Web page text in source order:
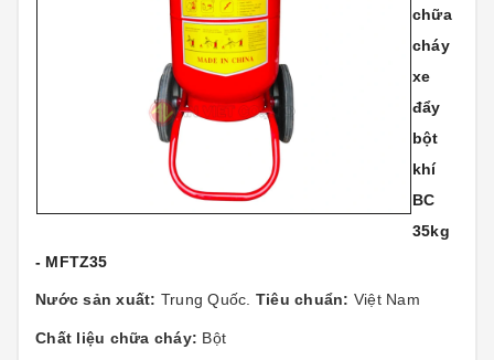
chữa
cháy
xe
đẩy
bột
khí
BC
35kg
- MFTZ35
Nước sản xuất: Trung Quốc. Tiêu chuẩn: Việt Nam
Chất liệu chữa cháy: Bột